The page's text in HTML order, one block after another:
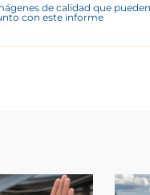
de calidad que
con este informe